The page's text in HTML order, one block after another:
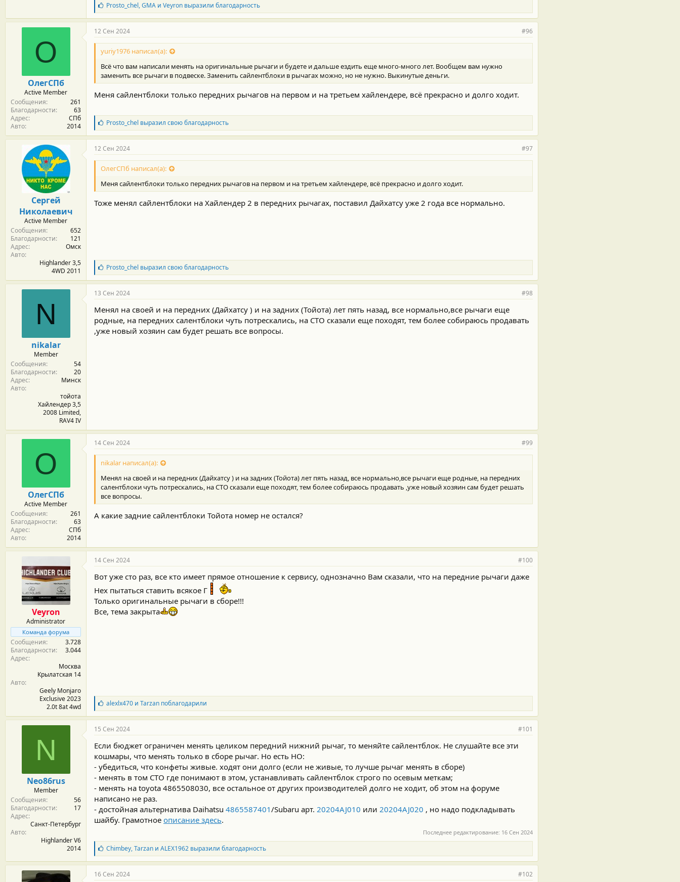
Б
л
а
г
о
д
а
н
о
с
т
Prosto_chel,GMAи Veyronвыразили благодарность
О
ОлегСПб
Active Member
Сообщения
261
Благодарности
63
Адрес
СПб
Авто
2014
12 Сен 2024 #96
yuriy1976 написал(а):
Всё что вам написали менять на оригинальные рычаги и будете и дальше ездить еще много-много лет. Вообщем вам нужно
заменить все рычаги в подвеске. Заменить сайлентблоки в рычагах можно, но не нужно. Выкинутые деньги.
Меня сайлентблоки только передних рычагов на первом и на третьем хайлендере, всё прекрасно и долго ходит.
Б
л
а
г
о
д
а
н
с
Prosto_chel выразил свою благодарность
Сергей
Николаевич
Active Member
Сообщения
652
Благодарности
121
Адрес
Омск
Авто
Highlander 3,5
4WD 2011
12 Сен 2024 #97
ОлегСПб написал(а):
Меня сайлентблоки только передних рычагов на первом и на третьем хайлендере, всё прекрасно и долго ходит.
Тоже менял сайлентблоки на Хайлендер 2 в передних рычагах, поставил Дайхатсу уже 2 года все нормально.
Б
л
а
г
о
д
а
р
н
Prosto_chel выразил свою благодарность
N
nikalar
Member
Сообщения
54
Благодарности
20
Адрес
Минск
Авто
тойота
Хайлендер 3,5
2008 Limited,
RAV4 IV
13 Сен 2024 #98
Менял на своей и на передних (Дайхатсу ) и на задних (Тойота) лет пять назад, все нормально,все рычаги еще
родные, на передних салентблоки чуть потрескались, на СТО сказали еще походят, тем более собираюсь продавать
,уже новый хозяин сам будет решать все вопросы.
О
ОлегСПб
Active Member
Сообщения
261
Благодарности
63
Адрес
СПб
Авто
2014
14 Сен 2024 #99
nikalar написал(а):
Менял на своей и на передних (Дайхатсу ) и на задних (Тойота) лет пять назад, все нормально,все рычаги еще родные, на передних
салентблоки чуть потрескались, на СТО сказали еще походят, тем более собираюсь продавать ,уже новый хозяин сам будет решать
все вопросы.
А какие задние сайлентблоки Тойота номер не остался?
Veyron
Administrator
Команда форума
Сообщения
3.728
Благодарности
3.044
Адрес
Москва
Крылатская 14
Авто
Geely Monjaro
Exclusive 2023
2.0t 8at 4wd
14 Сен 2024 #100
Вот уже сто раз, все кто имеет прямое отношение к сервису, однозначно Вам сказали, что на передние рычаги даже
Нех пытаться ставить всякое Г
Только оригинальные рычаги в сборе!!!
Все, тема закрыта
Б
л
а
г
о
д
а
р
н
о
т
и
:
alexlx470и Tarzanпоблагодарили
N
Neo86rus
Member
Сообщения
56
Благодарности
17
Адрес
Санкт-Петербург
Авто
Highlander V6
2014
15 Сен 2024 #101
Если бюджет ограничен менять целиком передний нижний рычаг, то меняйте сайлентблок. Не слушайте все эти
кошмары, что менять только в сборе рычаг. Но есть НО:
- убедиться, что конфеты живые. ходят они долго (если не живые, то лучше рычаг менять в сборе)
- менять в том СТО где понимают в этом, устанавливать сайлентблок строго по осевым меткам;
- менять на toyota 4865508030, все остальное от других производителей долго не ходит, об этом на форуме
написано не раз.
- достойная альтернатива Daihatsu 4865587401/Subaru арт. 20204AJ010 или 20204AJ020 , но надо подкладывать
шайбу. Грамотное описание здесь.
Последнее редактирование: 16 Сен 2024
Б
л
а
г
о
Chimbey,Tarzanи ALEX1962выразили благодарность
16 Сен 2024 #102